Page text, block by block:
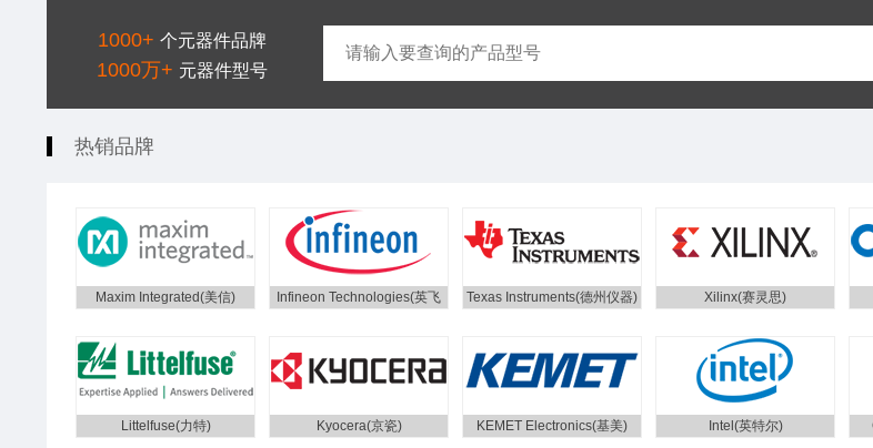
1000+ 个元器件品牌
1000万+ 元器件型号
热销品牌
Maxim Integrated(美信)
Infineon Technologies(英飞
Texas Instruments(德州仪器) Xilinx(赛灵思)
Littelfuse(力特) Kyocera(京瓷) KEMET Electronics(基美) Intel(英特尔)